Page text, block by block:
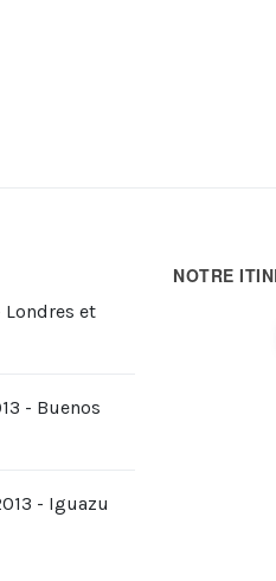
Londres et
- Buenos
- Iguazu
NOTRE